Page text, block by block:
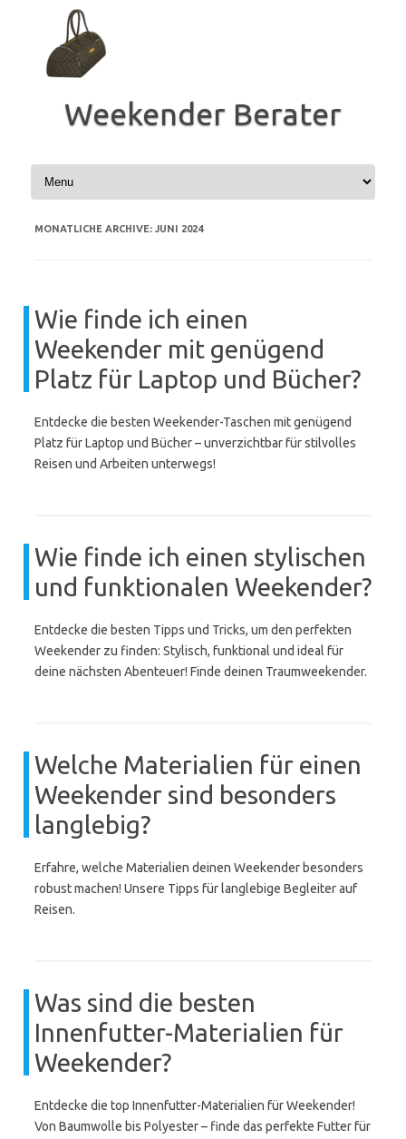
springen
Weekender Berater
MONATLICHE ARCHIVE: JUNI 2024
Wie finde ich einen
Weekender mit genügend
Platz für Laptop und Bücher?
Entdecke die besten Weekender-Taschen mit genügend
Platz für Laptop und Bücher – unverzichtbar für stilvolles
Reisen und Arbeiten unterwegs!
Wie finde ich einen stylischen
und funktionalen Weekender?
Entdecke die besten Tipps und Tricks, um den perfekten
Weekender zu finden: Stylisch, funktional und ideal für
deine nächsten Abenteuer! Finde deinen Traumweekender.
Welche Materialien für einen
Weekender sind besonders
langlebig?
Erfahre, welche Materialien deinen Weekender besonders
robust machen! Unsere Tipps für langlebige Begleiter auf
Reisen.
Was sind die besten
Innenfutter-Materialien für
Weekender?
Entdecke die top Innenfutter-Materialien für Weekender!
Von Baumwolle bis Polyester – finde das perfekte Futter für